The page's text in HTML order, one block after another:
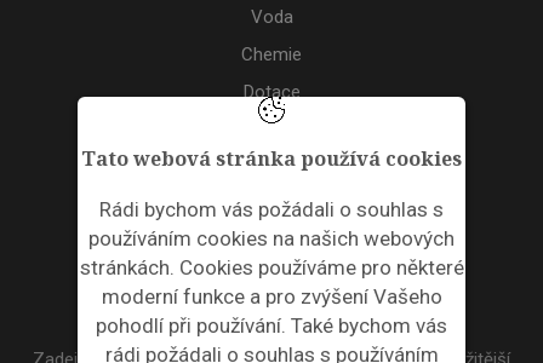
Tato webová stránka používá cookies
Rádi bychom vás požádali o souhlas s
používáním cookies na našich webových
stránkách. Cookies používáme pro některé
moderní funkce a pro zvýšení Vašeho
pohodlí při používání. Také bychom vás
rádi požádali o souhlas s používáním
Voda
Chemie
Dotace
Akce
ODPADNÍ PLASTY
NEWSLETTER